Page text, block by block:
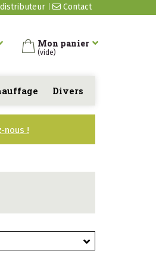
Contact
Mon panier
(vide)
Divers
nous !